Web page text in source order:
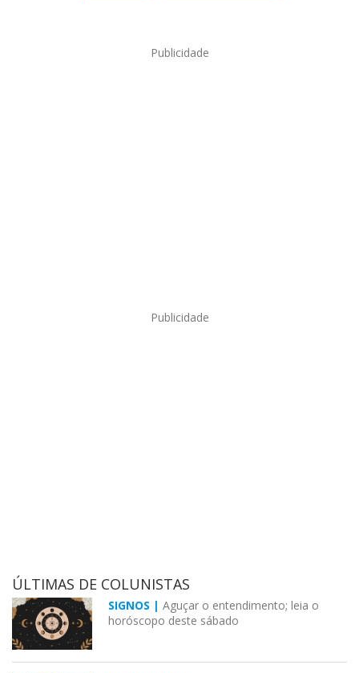
Publicidade
Publicidade
ÚLTIMAS DE COLUNISTAS
SIGNOS | Aguçar o entendimento; leia o
horóscopo deste sábado